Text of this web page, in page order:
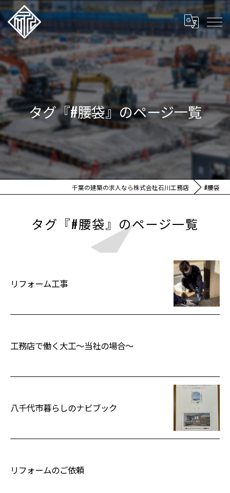
タグ『#腰袋』のページ一覧
千葉の建築の求人なら株式会社石川工務店 #腰袋
タグ『#腰袋』のページ一覧
リフォーム工事
工務店で働く大工～当社の場合～
八千代市暮らしのナビブック
リフォームのご依頼